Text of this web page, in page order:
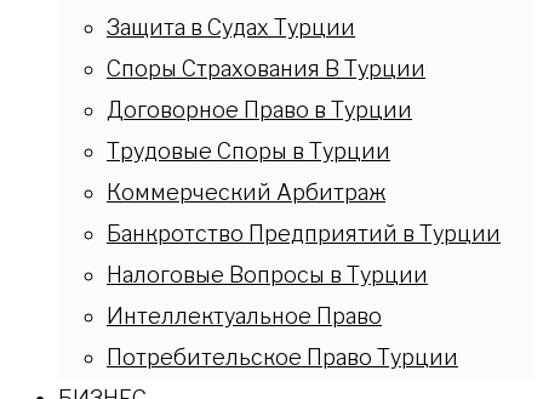
Защита в Судах Турции
Споры Страхования В Турции
Договорное Право в Турции
Трудовые Споры в Турции
Коммерческий Арбитраж
Банкротство Предприятий в Турции
Налоговые Вопросы в Турции
Интеллектуальное Право
Потребительское Право Турции